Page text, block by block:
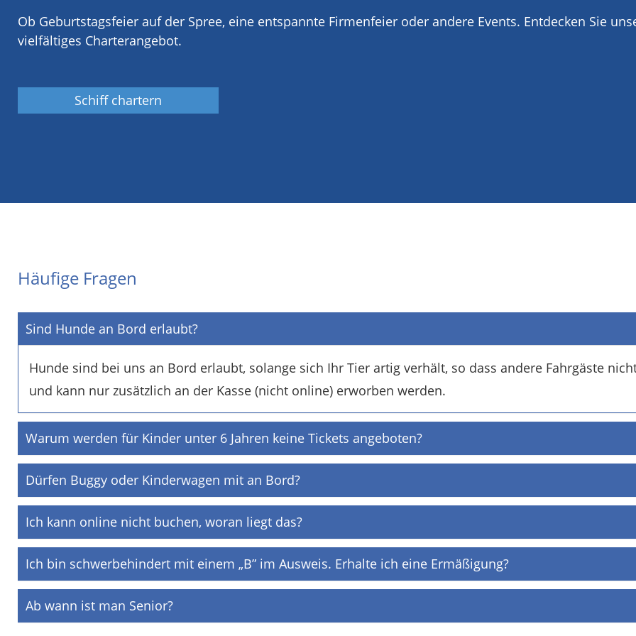
Ob Geburtstagsfeier auf der Spree, eine entspannte Firmenfeier oder andere Events. Entdecken Sie
vielfältiges Charterangebot.
Schiff chartern
Häufige Fragen
Sind Hunde an Bord erlaubt?
Hunde sind bei uns an Bord erlaubt, solange sich Ihr Tier artig verhält, so dass andere Fahrgäste
und kann nur zusätzlich an der Kasse (nicht online) erworben werden.
Warum werden für Kinder unter 6 Jahren keine Tickets angeboten?
Dürfen Buggy oder Kinderwagen mit an Bord?
Ich kann online nicht buchen, woran liegt das?
Ich bin schwerbehindert mit einem „B” im Ausweis. Erhalte ich eine Ermäßigung?
Ab wann ist man Senior?